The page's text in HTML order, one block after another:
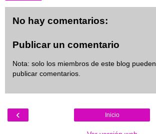
No hay comentarios:
Publicar un comentario
Nota: solo los miembros de este blog pueden
publicar comentarios.
‹ Inicio